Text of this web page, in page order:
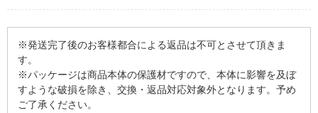
※発送完了後のお客様都合による返品は不可とさせて頂きま
す。
※パッケージは商品本体の保護材ですので、本体に影響を及ぼ
すような破損を除き、交換・返品対応対象外となります。予め
ご了承ください。